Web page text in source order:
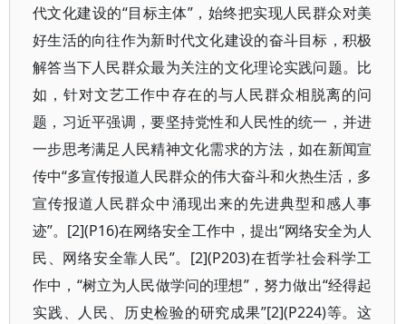
代文化建设的“目标主体”，始终把实现人民群众对美
好生活的向往作为新时代文化建设的奋斗目标，积极
解答当下人民群众最为关注的文化理论实践问题。比
如，针对文艺工作中存在的与人民群众相脱离的问
题，习近平强调，要坚持党性和人民性的统一，并进
一步思考满足人民精神文化需求的方法，如在新闻宣
传中“多宣传报道人民群众的伟大奋斗和火热生活，多
宣传报道人民群众中涌现出来的先进典型和感人事
迹”。[2](P16)在网络安全工作中，提出“网络安全为人
民、网络安全靠人民”。[2](P203)在哲学社会科学工
作中，“树立为人民做学问的理想”，努力做出“经得起
实践、人民、历史检验的研究成果”[2](P224)等。这